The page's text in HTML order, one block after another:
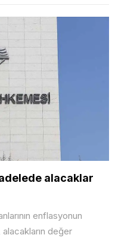
alacaklar
enflasyonun
değer